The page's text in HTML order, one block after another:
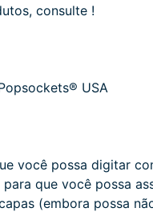
consulte !
USA
você possa digitar
que você possa
(embora possa